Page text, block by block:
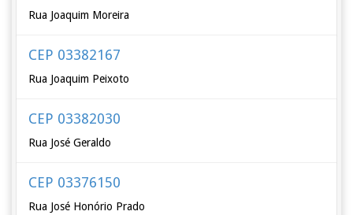
Rua Joaquim Moreira
CEP 03382167
Rua Joaquim Peixoto
CEP 03382030
Rua José Geraldo
CEP 03376150
Rua José Honório Prado